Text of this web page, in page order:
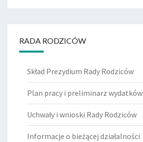
RADA RODZICÓW
Skład Prezydium Rady Rodziców
Plan pracy i preliminarz wydatków
Uchwały i wnioski Rady Rodziców
Informacje o bieżącej działalności